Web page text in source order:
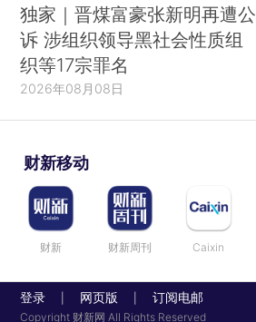
独家｜晋煤富豪张新明再遭公
诉 涉组织领导黑社会性质组
织等17宗罪名
2026年08月08日
财新移动
财新 财新周刊 Caixin
登录 网页版 订阅电邮
Copyright 财新网 All Rights Reserved